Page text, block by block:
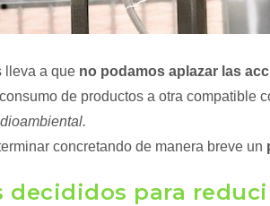
lleva a que no podamos aplazar las
de productos a otra compatible
concretando de manera breve un
decididos para